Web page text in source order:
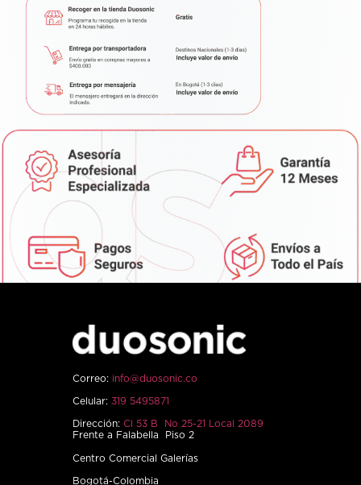
Correo: info@duosonic.co
Celular: 319 5495871
Dirección: Cl 53 B No 25-21 Local 2089
Frente a Falabella Piso 2
Centro Comercial Galerías
Bogotá-Colombia